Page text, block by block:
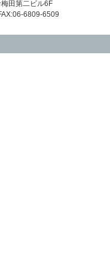
梅田第二ビル6F
6809-6509